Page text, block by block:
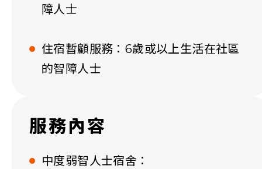
障人士
住宿暫顧服務：6歲或以上生活在社區
的智障人士
服務內容
中度弱智人士宿舍：